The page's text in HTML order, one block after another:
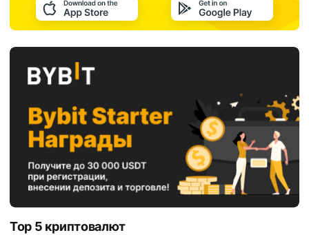
Top 5 криптовалют